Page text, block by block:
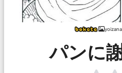
パンに